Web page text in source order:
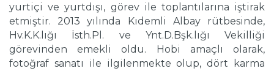
yurtiçi ve yurtdışı, görev ile toplantılarına iştirak
etmiştir. 2013 yılında Kıdemli Albay rütbesinde,
Hv.K.K.lığı İsth.Pl. ve Ynt.D.Bşk.lığı Vekilliği
görevinden emekli oldu. Hobi amaçlı olarak,
fotoğraf sanatı ile ilgilenmekte olup, dört karma